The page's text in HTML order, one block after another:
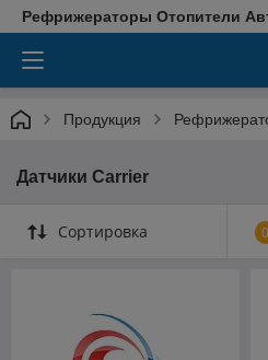
Рефрижераторы Отопители
Продукция
Датчики Carrier
Сортировка 0